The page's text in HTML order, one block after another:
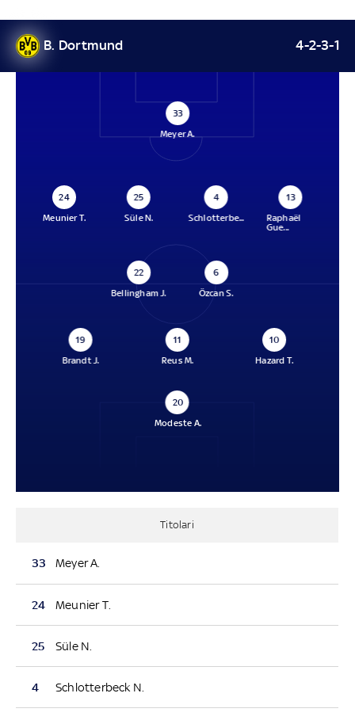
B. Dortmund 4-2-3-1
33
Meyer A.
24
Meunier T.
25
Süle N.
4
Schlotterbe...
13
Raphaël
Gue...
22
Bellingham J.
6
Özcan S.
19
Brandt J.
11
Reus M.
10
Hazard T.
20
Modeste A.
Titolari
33 Meyer A.
24 Meunier T.
25 Süle N.
4 Schlotterbeck N.